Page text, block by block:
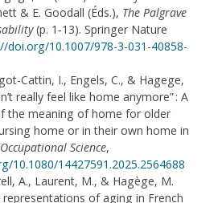
& E. Goodall (Éds.), The Palgrave
(p. 1‑13). Springer Nature
doi.org/10.1007/978-3-031-40858-
Cattin, I., Engels, C., & Hagege,
really feel like home anymore” : A
the meaning of home for older
home or in their own home in
Science,
10.1080/14427591.2025.2564688
A., Laurent, M., & Hagège, M.
of aging in French